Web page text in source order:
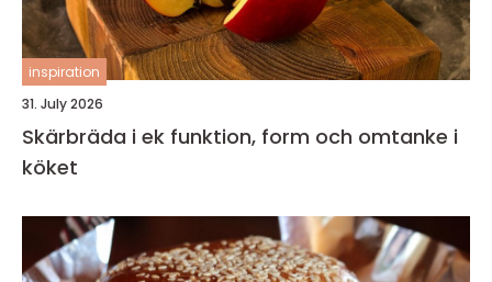
inspiration
31. July 2026
Skärbräda i ek funktion, form och omtanke i
köket